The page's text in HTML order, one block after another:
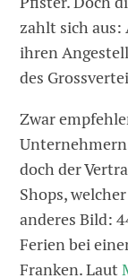
zahlt sich aus:
ihren
des
Zwar
doch der
Shops,
anderes Bild:
Ferien bei
Franken. Laut